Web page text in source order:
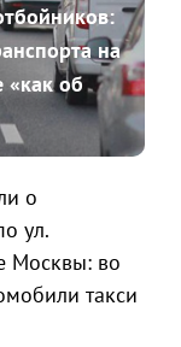
на
«как об
о
ул.
Москвы: во
такси